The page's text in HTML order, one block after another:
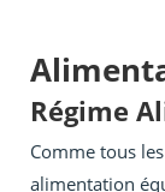
Régime
Comme tous
alimentation